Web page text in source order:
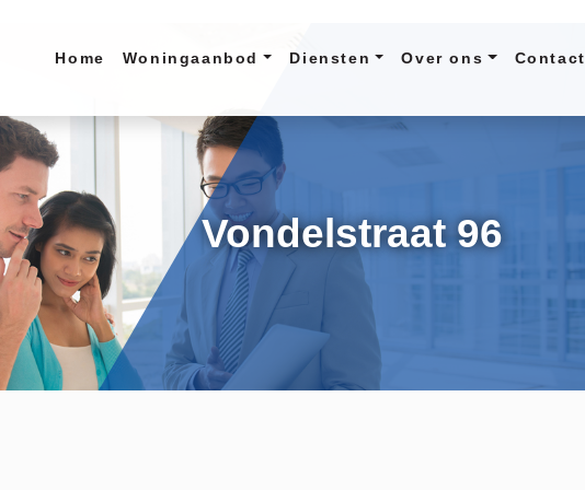
Home Woningaanbod Diensten Over ons Contact
Vondelstraat 96